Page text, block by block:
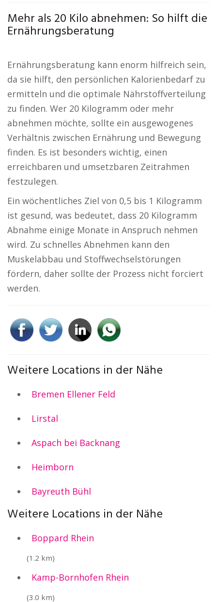
Mehr als 20 Kilo abnehmen: So hilft die
Ernährungsberatung
Ernährungsberatung kann enorm hilfreich sein,
da sie hilft, den persönlichen Kalorienbedarf zu
ermitteln und die optimale Nährstoffverteilung
zu finden. Wer 20 Kilogramm oder mehr
abnehmen möchte, sollte ein ausgewogenes
Verhältnis zwischen Ernährung und Bewegung
finden. Es ist besonders wichtig, einen
erreichbaren und umsetzbaren Zeitrahmen
festzulegen.
Ein wöchentliches Ziel von 0,5 bis 1 Kilogramm
ist gesund, was bedeutet, dass 20 Kilogramm
Abnahme einige Monate in Anspruch nehmen
wird. Zu schnelles Abnehmen kann den
Muskelabbau und Stoffwechselstörungen
fördern, daher sollte der Prozess nicht forciert
werden.
Weitere Locations in der Nähe
Bremen Ellener Feld
Lirstal
Aspach bei Backnang
Heimborn
Bayreuth Bühl
Weitere Locations in der Nähe
Boppard Rhein
(1.2 km)
Kamp-Bornhofen Rhein
(3.0 km)